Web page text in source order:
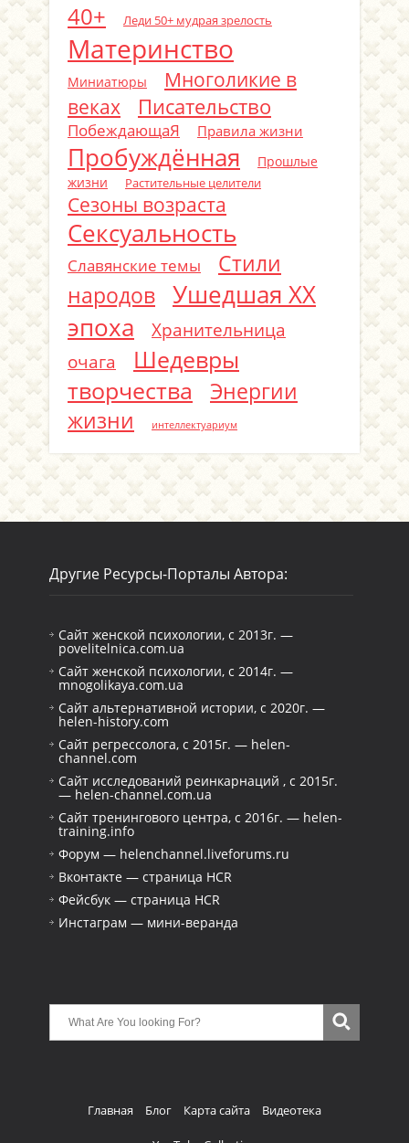
40+
Леди 50+ мудрая зрелость
Материнство
Миниатюры
Многоликие в
веках
Писательство
ПобеждающаЯ Правила жизни
Пробуждённая
Прошлые
жизни
Растительные целители
Сезоны возраста
Сексуальность
Славянские темы
Стили
народов
Ушедшая ХХ
эпоха
Хранительница
очага
Шедевры
творчества
Энергии
жизни
интеллектуариум
Другие Ресурсы-Порталы Автора:
Сайт женской психологии, с 2013г. —
povelitelnica.com.ua
Сайт женской психологии, с 2014г. —
mnogolikaya.com.ua
Сайт альтернативной истории, с 2020г. —
helen-history.com
Сайт регрессолога, с 2015г. — helen-
channel.com
Сайт исследований реинкарнаций , с 2015г.
— helen-channel.com.ua
Сайт тренингового центра, с 2016г. — helen-
training.info
Форум — helenchannel.liveforums.ru
Вконтакте — страница HCR
Фейсбук — страница HCR
Инстаграм — мини-веранда
Главная Блог Карта сайта Видеотека